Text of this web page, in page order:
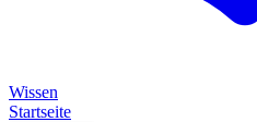
Wissen
Startseite